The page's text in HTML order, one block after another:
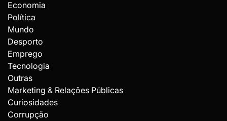
Economia
Política
Mundo
Desporto
Emprego
Tecnologia
Outras
Marketing & Relações Públicas
Curiosidades
Corrupção